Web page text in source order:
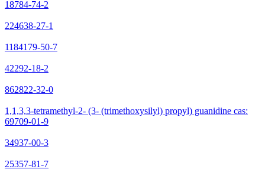
18784-74-2
224638-27-1
1184179-50-7
42292-18-2
862822-32-0
1,1,3,3-tetramethyl-2- (3- (trimethoxysilyl) propyl) guanidine cas:
69709-01-9
34937-00-3
25357-81-7